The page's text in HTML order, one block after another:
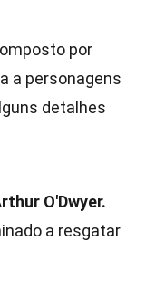
por
a personagens
detalhes
O'Dwyer.
a resgatar